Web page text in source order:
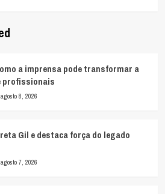
a imprensa pode transformar a
profissionais
agosto 8, 2026
Gil e destaca força do legado
agosto 7, 2026